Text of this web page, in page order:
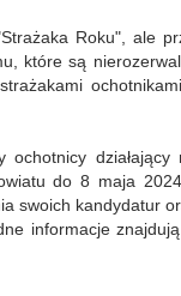
Roku", ale
które są
do 8 maja
swoich kandydatur
informacje